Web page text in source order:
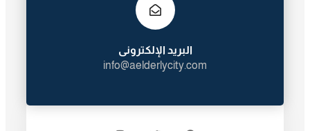
البريد الإلكترونى
info@aelderlycity.com